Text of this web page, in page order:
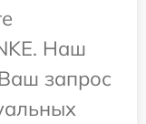
Наш
запрос